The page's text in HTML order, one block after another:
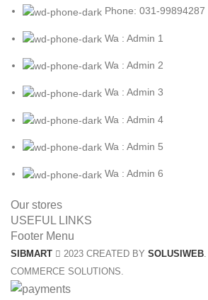
Phone: 031-99894287
Wa : Admin 1
Wa : Admin 2
Wa : Admin 3
Wa : Admin 4
Wa : Admin 5
Wa : Admin 6
Our stores
USEFUL LINKS
Footer Menu
SIBMART 2023 CREATED BY SOLUSIWEB
COMMERCE SOLUTIONS.